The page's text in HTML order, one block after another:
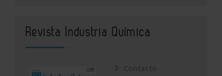
Revista Industria Química
Contacto